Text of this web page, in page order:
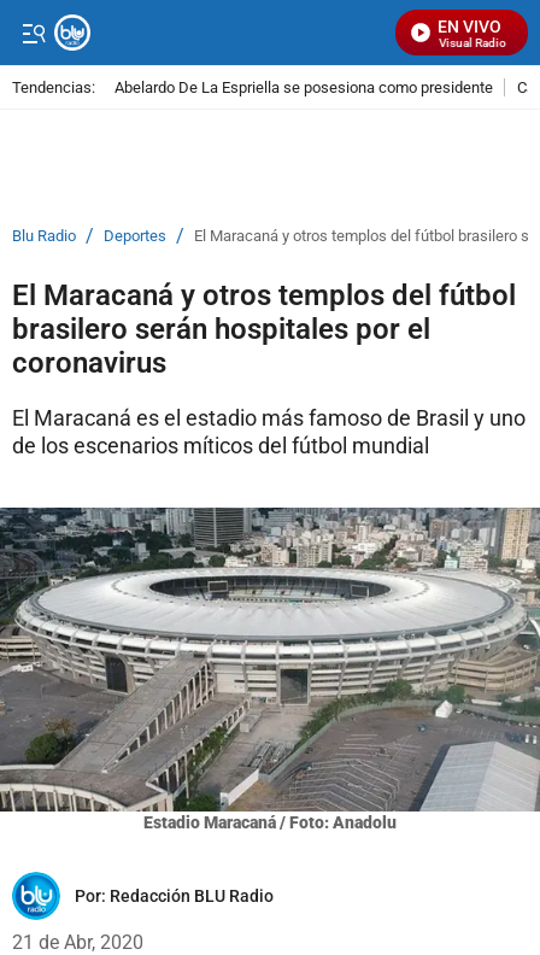
EN VIVO
Señal Visual Radio
Tendencias: Abelardo De La Espriella se posesiona como presidente
Blu Radio / Deportes / El Maracaná y otros templos del fútbol brasilero
El Maracaná y otros templos del fútbol
brasilero serán hospitales por el
coronavirus
El Maracaná es el estadio más famoso de Brasil y uno
de los escenarios míticos del fútbol mundial
Estadio Maracaná / Foto: Anadolu
Por: Redacción BLU Radio
21 de Abr, 2020